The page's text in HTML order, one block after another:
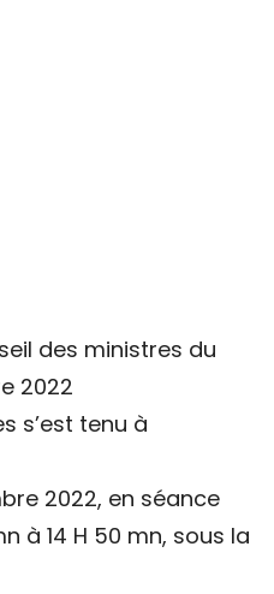
des ministres du
2022
s’est tenu à
2022, en séance
à 14 H 50 mn, sous la